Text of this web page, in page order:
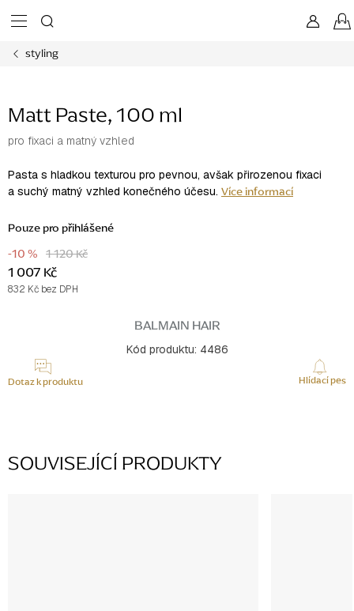
na
styling
Matt Paste, 100 ml
pro fixaci a matný vzhled
Pasta s hladkou texturou pro pevnou, avšak přirozenou fixaci
a suchý matný vzhled konečného účesu. Více informací
Pouze pro přihlášené
1 120 Kč
-10 %
1 007 Kč
832 Kč bez DPH
BALMAIN HAIR
Kód produktu: 4486
Dotaz k produktu Hlídací pes
SOUVISEJÍCÍ PRODUKTY